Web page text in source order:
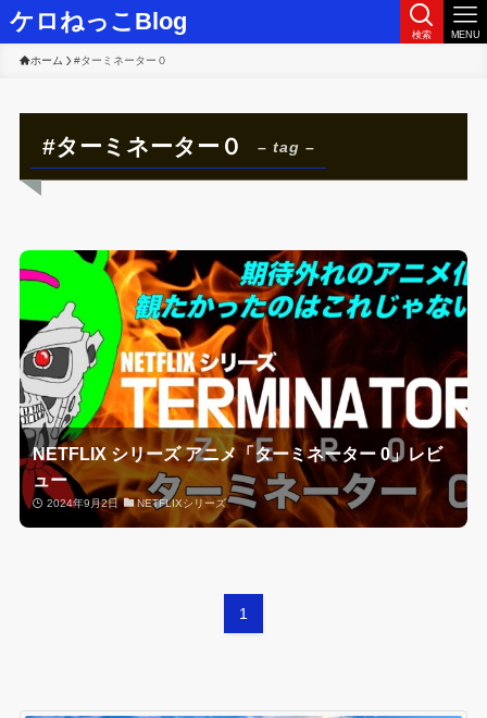
ケロねっこBlog 検索 MENU
ホーム #ターミネーター０
#ターミネーター０ – tag –
NETFLIX シリーズ アニメ「ターミネーター 0」レビ
ュー
2024年9月2日 NETFLIXシリーズ
1